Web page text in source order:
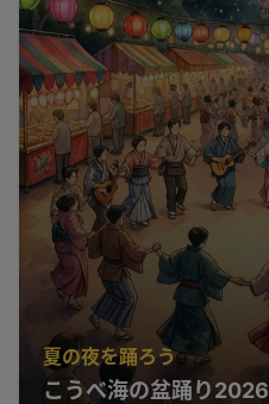
夏の夜を踊ろう
こうべ海の盆踊り2026